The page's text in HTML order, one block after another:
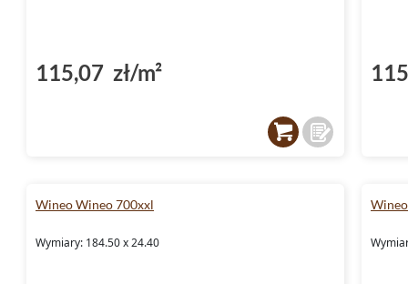
115,07 zł/m²
Wineo Wineo 700xxl
Wymiary: 184.50 x 24.40